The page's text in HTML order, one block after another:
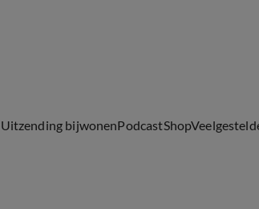
Uitzending bijwonenPodcastShop